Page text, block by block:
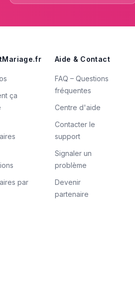
ça
par
Aide & Contact
FAQ – Questions
fréquentes
Centre d'aide
Contacter le
support
Signaler un
problème
Devenir
partenaire